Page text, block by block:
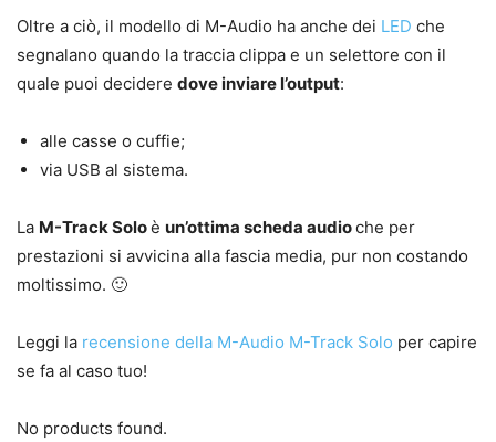
Oltre a ciò, il modello di M-Audio ha anche dei LED che
segnalano quando la traccia clippa e un selettore con il
quale puoi decidere dove inviare l’output:
alle casse o cuffie;
via USB al sistema.
La M-Track Soloè un’ottima scheda audioche per
prestazioni si avvicina alla fascia media, pur non costando
moltissimo. 🙂
Leggi la recensione della M-Audio M-Track Solo per capire
se fa al caso tuo!
No products found.